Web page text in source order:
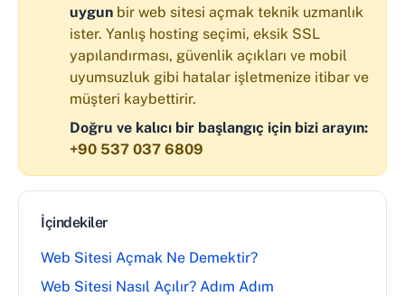
uygun bir web sitesi açmak teknik uzmanlık
ister. Yanlış hosting seçimi, eksik SSL
yapılandırması, güvenlik açıkları ve mobil
uyumsuzluk gibi hatalar işletmenize itibar ve
müşteri kaybettirir.
Doğru ve kalıcı bir başlangıç için bizi arayın:
+90 537 037 6809
İçindekiler
Web Sitesi Açmak Ne Demektir?
Web Sitesi Nasıl Açılır? Adım Adım